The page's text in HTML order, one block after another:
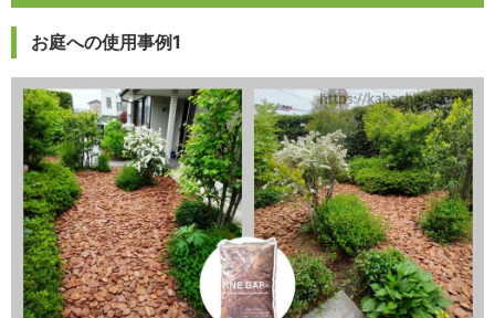
お庭への使用事例1